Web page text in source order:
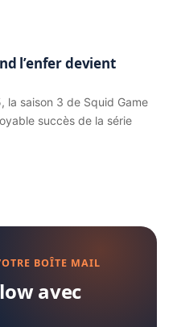
l’enfer devient
la saison 3 de Squid Game
succès de la série
BOÎTE MAIL
avec